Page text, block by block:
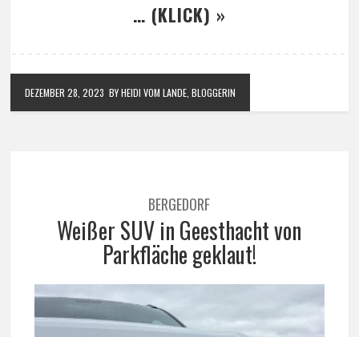
… (KLICK) »
DEZEMBER 28, 2023 BY HEIDI VOM LANDE, BLOGGERIN
BERGEDORF
Weißer SUV in Geesthacht von
Parkfläche geklaut!